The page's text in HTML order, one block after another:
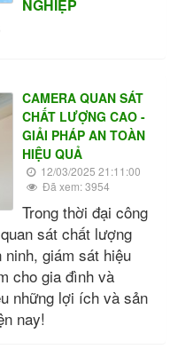
NGHIỆP
CAMERA QUAN SÁT
CHẤT LƯỢNG CAO -
GIẢI PHÁP AN TOÀN
HIỆU QUẢ
12/03/2025 21:11:00
Đã xem: 3954
Trong thời đại công
sát chất lượng
giám sát hiệu
cho gia đình và
những lợi ích và sản
nay!